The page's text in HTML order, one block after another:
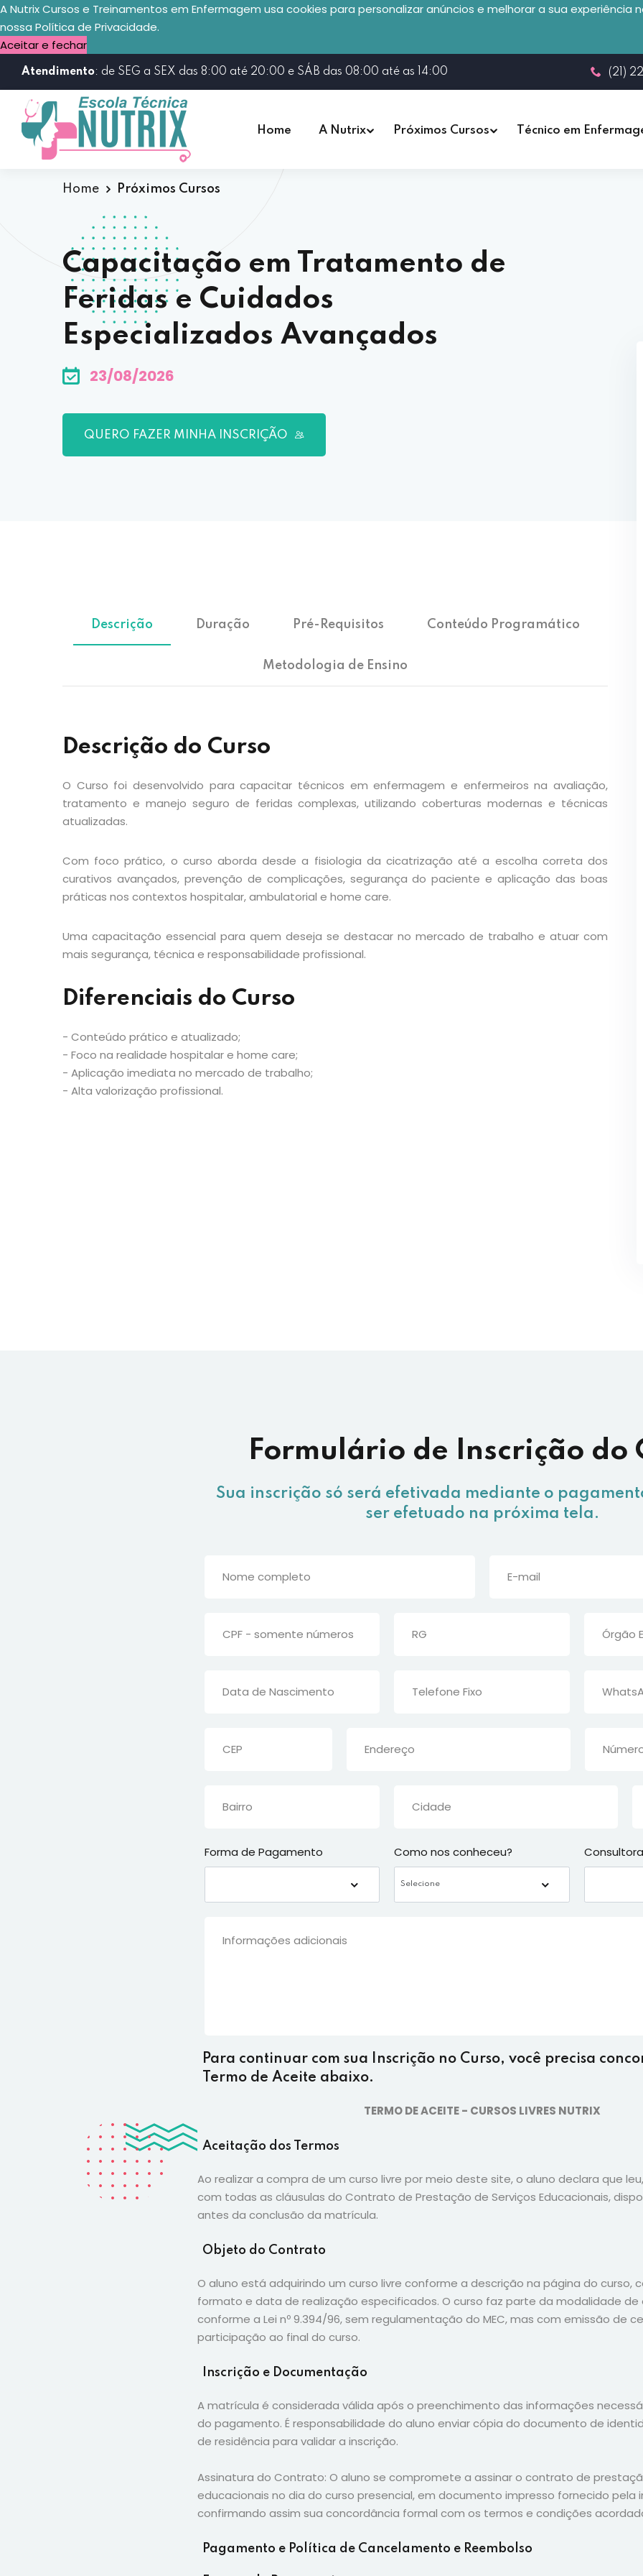
A Nutrix Cursos e Treinamentos em Enfermagem usa cookies para personalizar anúncios e melhorar a sua
nossa Política de Privacidade.
Aceitar e fechar
Atendimento: de SEG a SEX das 8:00 até 20:00 e SÁB das 08:00 até as 14:00 (21)
Home A Nutrix Próximos Cursos Técnico em
Home Próximos Cursos
Capacitação em Tratamento de
Feridas e Cuidados
Especializados Avançados
23/08/2026
QUERO FAZER MINHA INSCRIÇÃO
Descrição Duração Pré-Requisitos Conteúdo Programático
Metodologia de Ensino
Descrição do Curso
O Curso foi desenvolvido para capacitar técnicos em enfermagem e enfermeiros na avaliação,
tratamento e manejo seguro de feridas complexas, utilizando coberturas modernas e técnicas
atualizadas.
Com foco prático, o curso aborda desde a fisiologia da cicatrização até a escolha correta dos
curativos avançados, prevenção de complicações, segurança do paciente e aplicação das boas
práticas nos contextos hospitalar, ambulatorial e home care.
Uma capacitação essencial para quem deseja se destacar no mercado de trabalho e atuar com
mais segurança, técnica e responsabilidade profissional.
Diferenciais do Curso
- Conteúdo prático e atualizado;
- Foco na realidade hospitalar e home care;
- Aplicação imediata no mercado de trabalho;
- Alta valorização profissional.
Formulário de Inscrição do
Sua inscrição só será efetivada mediante o
ser efetuado na próxima tela.
Forma de Pagamento Como nos conheceu?
Para continuar com sua Inscrição no Curso, você precisa
Termo de Aceite abaixo.
TERMO DE ACEITE - CURSOS LIVRES NUTRIX
Aceitação dos Termos
Ao realizar a compra de um curso livre por meio deste site, o aluno declara que
com todas as cláusulas do Contrato de Prestação de Serviços Educacionais,
antes da conclusão da matrícula.
Objeto do Contrato
O aluno está adquirindo um curso livre conforme a descrição na página do curso,
formato e data de realização especificados. O curso faz parte da modalidade
conforme a Lei nº 9.394/96, sem regulamentação do MEC, mas com emissão de
participação ao final do curso.
Inscrição e Documentação
A matrícula é considerada válida após o preenchimento das informações
do pagamento. É responsabilidade do aluno enviar cópia do documento de
de residência para validar a inscrição.
Assinatura do Contrato: O aluno se compromete a assinar o contrato de
educacionais no dia do curso presencial, em documento impresso fornecido pela
confirmando assim sua concordância formal com os termos e condições
Pagamento e Política de Cancelamento e Reembolso